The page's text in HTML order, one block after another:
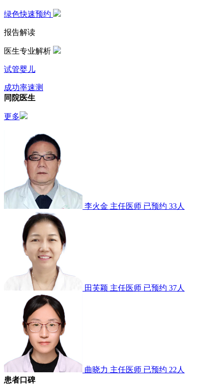
绿色快速预约
报告解读
医生专业解析
试管婴儿
成功率速测
同院医生
更多
李火金 主任医师 已预约 33人
田芙颖 主任医师 已预约 37人
曲晓力 主任医师 已预约 22人
患者口碑